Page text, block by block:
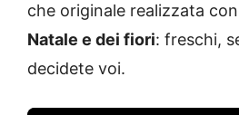
che originale realizzata
Natale e dei fiori: freschi,
decidete voi.